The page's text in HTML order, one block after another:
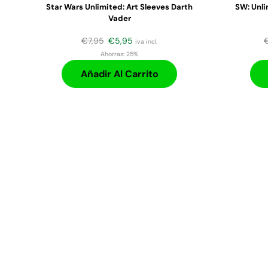
Star Wars Unlimited: Art Sleeves Darth
Vader
€7,95 €5,95 iva incl.
Ahorras: 25%
Añadir Al Carrito
SW: